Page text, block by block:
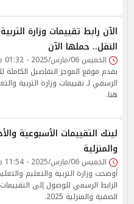
الآن رابط تقييمات وزارة
النقل.. حملها الآن
الخميس 06/مارس/2025 - 01:32 م
يقدم موقع الموجز التفاصيل الكاملة
الرسمي لـ تقييمات وزارة التربية
هنا.
لينك التقييمات الأسبوعية
والمنزلية
الخميس 06/مارس/2025 - 11:54 ص
أوضحت وزارة التربية والتعليم
الرابط الرسمي للوصول إلى التقييمات
الصفية والمنزلية 2025.